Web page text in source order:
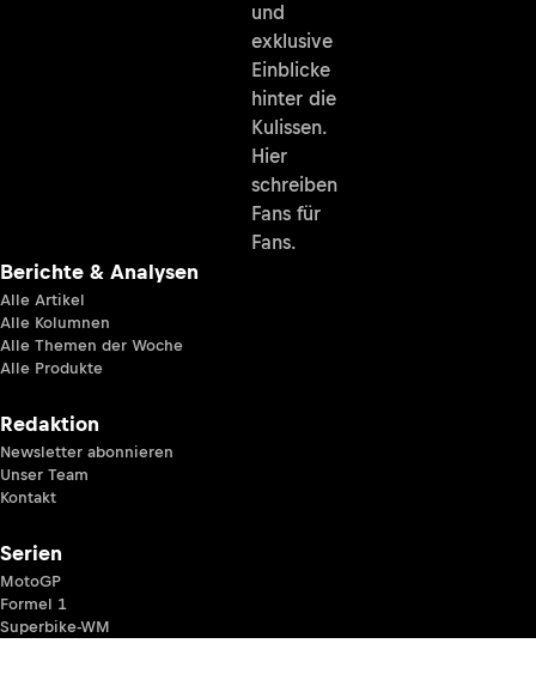
und
exklusive
Einblicke
hinter die
Kulissen.
Hier
schreiben
Fans für
Fans.
Berichte & Analysen
Alle Artikel
Alle Kolumnen
Alle Themen der Woche
Alle Produkte
Redaktion
Newsletter abonnieren
Unser Team
Kontakt
Serien
MotoGP
Formel 1
Superbike-WM